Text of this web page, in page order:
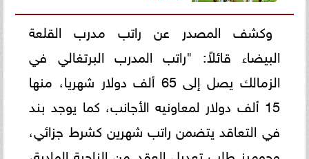
وكشف المصدر عن راتب مدرب القلعة
البيضاء قائلاً: "راتب المدرب البرتغالي في
الزمالك يصل إلى 65 ألف دولار شهريا، منها
15 ألف دولار لمعاونيه الأجانب، كما يوجد بند
في التعاقد يتضمن راتب شهرين كشرط جزائي،
وجوميز طلب تعديل العقد من الناحية المادية،